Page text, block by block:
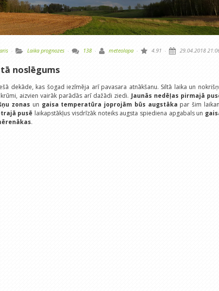
· Laika prognozes · 138 · meteolapa · 4.91 · 29.04.2018
noslēgums
dekāde, kas šogad iezīmēja arī pavasara atnākšanu. Siltā laika un
aizvien vairāk parādās arī dažādi ziedi. Jaunās nedēļas pirmajā
zonas un gaisa temperatūra joprojām būs augstāka par šim
pusē laikapstākļus visdrīzāk noteiks augsta spiediena apgabals un
.